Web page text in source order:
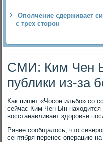
Ополчение сдерживает
с трех сторон
СМИ: Ким Чен
публики из-за
Как пишет «Чосон ильбо» со
сейчас Ким Чен Ын находится
восстанавливает здоровье
Ранее сообщалось, что
сентября перенес операцию